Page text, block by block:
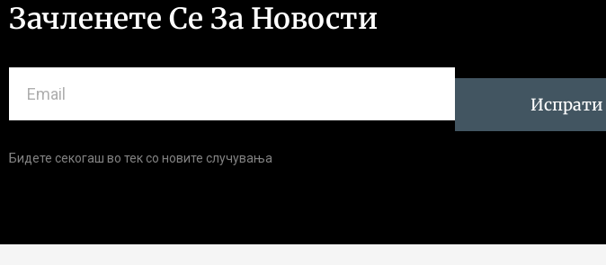
Зачленете Се За Новости
Испрати
Бидете секогаш во тек со новите случувања